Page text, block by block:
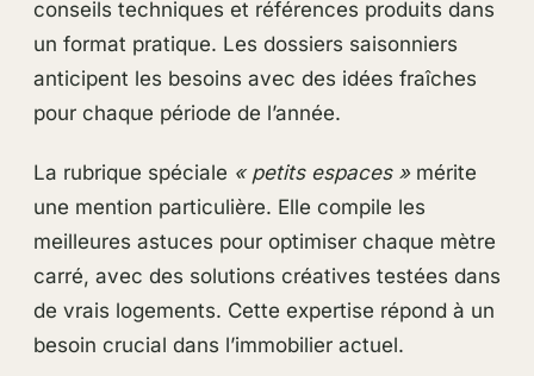
conseils techniques et références produits dans
un format pratique. Les dossiers saisonniers
anticipent les besoins avec des idées fraîches
pour chaque période de l’année.
La rubrique spéciale « petits espaces »mérite
une mention particulière. Elle compile les
meilleures astuces pour optimiser chaque mètre
carré, avec des solutions créatives testées dans
de vrais logements. Cette expertise répond à un
besoin crucial dans l’immobilier actuel.